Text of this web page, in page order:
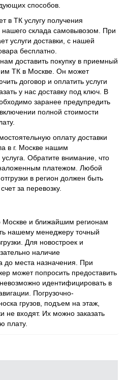
способов.
в ТК услугу получения
нашего склада самовывозом. При
услуги доставки, с нашей
бесплатно.
доставить покупку в приемный
ТК в Москве. Он может
договор и оплатить услуги
у нас доставку под ключ. В
заранее предупредить
полной стоимости
оплату доставки
в г. Москве нашим
Обратите внимание, что
платежом. Любой
в регион должен быть
за перевозку.
Москве и ближайшим регионам
нашему менеджеру точный
Для новостроек и
наличие
до места назначения. При
может попросить предоставить
идентифицировать в
Погрузочно-
грузов, подъем на этаж,
не входят. Их можно заказать
плату.